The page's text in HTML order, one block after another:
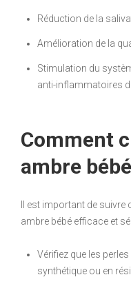
Réduction de la
Amélioration de la
Stimulation du
anti-inflammatoires
Comment
ambre
Il est important de
ambre bébé efficace et
Vérifiez que les
synthétique ou en